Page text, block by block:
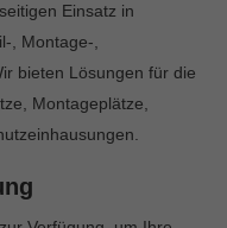
Einsatz in
, Montage-,
bieten Lösungen für die
Montageplätze,